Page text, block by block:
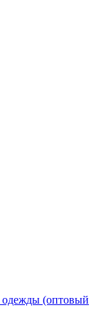
одежды (оптовый